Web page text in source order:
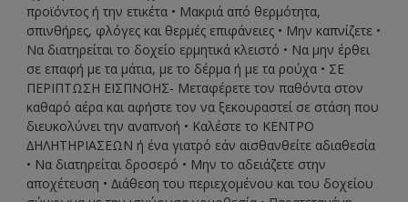
προϊόντος ή την ετικέτα • Μακριά από θερµότητα,
σπινθήρες, φλόγες και θερµές επιφάνειες • Μην καπνίζετε •
Να διατηρείται το δοχείο ερµητικά κλειστό • Να µην έρθει
σε επαφή µε τα µάτια, µε το δέρµα ή µε τα ρούχα • ΣΕ
ΠΕΡΙΠΤΩΣΗ ΕΙΣΠΝΟΗΣ- Μεταφέρετε τον παθόντα στον
καθαρό αέρα και αφήστε τον να ξεκουραστεί σε στάση που
διευκολύνει την αναπνοή • Καλέστε το ΚΕΝΤΡΟ
∆ΗΛΗΤΗΡΙΑΣΕΩΝ ή ένα γιατρό εάν αισθανθείτε αδιαθεσία
• Να διατηρείται δροσερό • Μην το αδειάζετε στην
αποχέτευση • ∆ιάθεση του περιεχοµένου και του δοχείου